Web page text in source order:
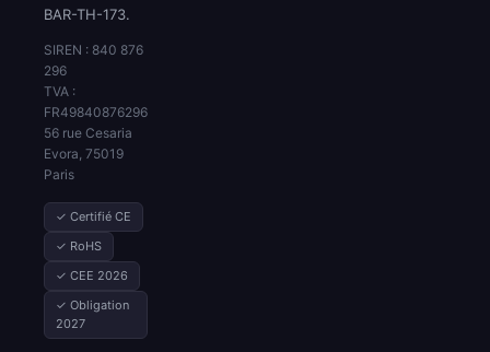
BAR-TH-173.
SIREN : 840 876
296
TVA :
FR49840876296
56 rue Cesaria
Evora, 75019
Paris
✓ Certifié CE
✓ RoHS
✓ CEE 2026
✓ Obligation
2027